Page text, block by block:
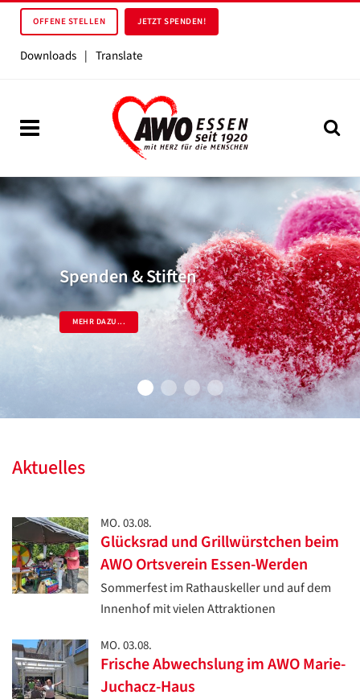
OFFENE STELLEN JETZT SPENDEN!
Downloads | Translate
Spenden & Stiften
MEHR DAZU...
Aktuelles
MO. 03.08.
Glücksrad und Grillwürstchen beim
AWO Ortsverein Essen-Werden
Sommerfest im Rathauskeller und auf dem
Innenhof mit vielen Attraktionen
MO. 03.08.
Frische Abwechslung im AWO Marie-
Juchacz-Haus